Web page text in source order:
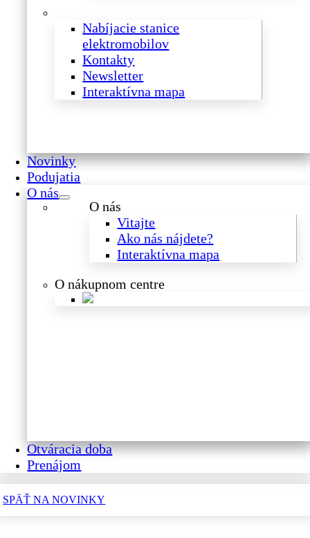
Nabíjacie stanice
elektromobilov
Kontakty
Newsletter
Interaktívna mapa
Novinky
Podujatia
O nás
O nás
Vitajte
Ako nás nájdete?
Interaktívna mapa
O nákupnom centre
Otváracia doba
Prenájom
SPÄŤ NA NOVINKY